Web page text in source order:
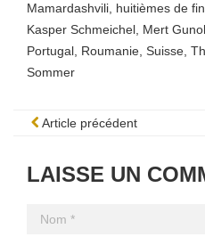
Mamardashvili huitièmes de
Kasper Schmeichel Mert
Portugal Roumanie Suisse
Sommer
Article précédent
LAISSE UN